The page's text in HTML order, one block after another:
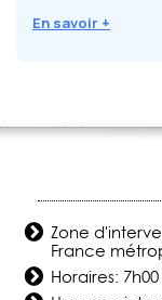
En savoir +
Zone
France
Horaires: